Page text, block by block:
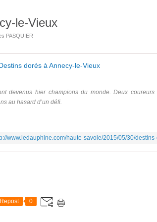
le-Vieux
PASQUIER
dorés à Annecy-le-Vieux
devenus hier champions du monde. Deux coureurs
au hasard d’un défi.
www.ledauphine.com/haute-savoie/2015/05/30/
Repost 0